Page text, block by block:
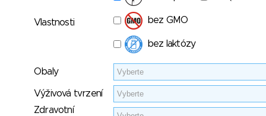
Vlastnosti bez GMO
bez laktózy
Obaly
Výživová tvrzení
Zdravotní